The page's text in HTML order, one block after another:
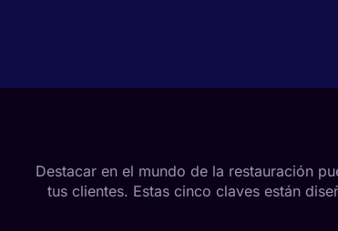
Destacar en el mundo de la restauración
tus clientes. Estas cinco claves están